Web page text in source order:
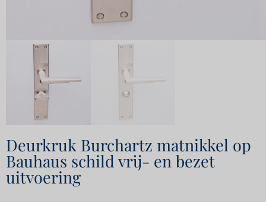
Deurkruk Burchartz matnikkel op
Bauhaus schild vrij- en bezet
uitvoering